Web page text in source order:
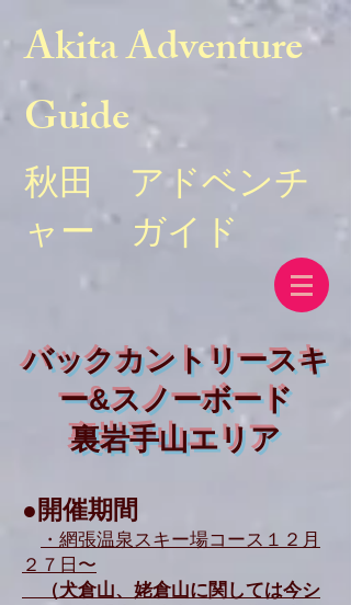
Akita Adventure
Guide
秋田 アドベンチ
ャー ガイド
バックカントリースキ
ー&スノーボード
​裏岩手山エリア
●開催期間
・網張温泉スキー場コース１２月
２７日〜
（犬倉山、姥倉山に関しては今シ